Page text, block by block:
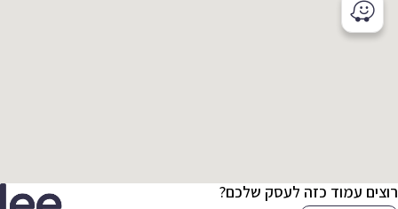
עמוד כזה לעסק שלכם?